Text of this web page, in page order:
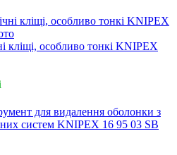
кліщі, особливо тонкі KNIPEX